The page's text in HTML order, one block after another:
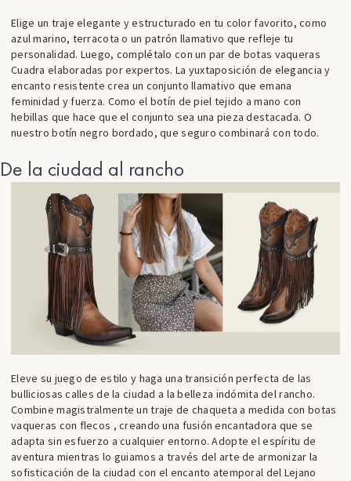
Elige un traje elegante y estructurado en tu color favorito, como
azul marino, terracota o un patrón llamativo que refleje tu
personalidad. Luego, complétalo con un par de botas vaqueras
Cuadra elaboradas por expertos. La yuxtaposición de elegancia y
encanto resistente crea un conjunto llamativo que emana
feminidad y fuerza. Como el botín de piel tejido a mano con
hebillas que hace que el conjunto sea una pieza destacada. O
nuestrobotín negro bordado, que seguro combinará con todo.
De la ciudad al rancho
Eleve su juego de estilo y haga una transición perfecta de las
bulliciosas calles de la ciudad a la belleza indómita del rancho.
Combine magistralmente un traje de chaqueta a medida con botas
vaqueras con flecos , creando una fusión encantadora que se
adapta sin esfuerzo a cualquier entorno. Adopte el espíritu de
aventura mientras lo guiamos a través del arte de armonizar la
sofisticación de la ciudad con el encanto atemporal del Lejano